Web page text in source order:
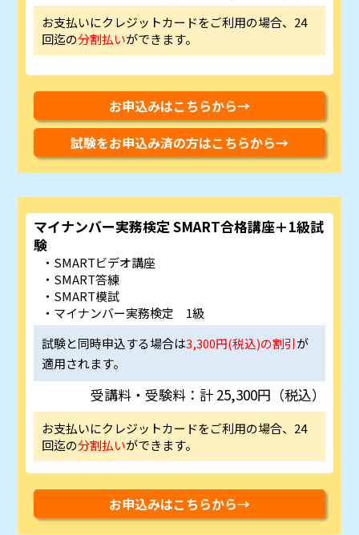
お支払いにクレジットカードをご利用の場合、24
回迄の分割払いができます。
お申込みはこちらから→
試験をお申込み済の方はこちらから→
マイナンバー実務検定 SMART合格講座＋1級試
験
SMARTビデオ講座
SMART答練
SMART模試
マイナンバー実務検定 1級
試験と同時申込する場合は3,300円(税込)の割引が
適用されます。
受講料・受験料：計 25,300円（税込）
お支払いにクレジットカードをご利用の場合、24
回迄の分割払いができます。
お申込みはこちらから→